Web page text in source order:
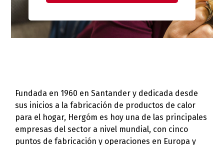
Fundada en 1960 en Santander y dedicada desde
sus inicios a la fabricación de productos de calor
para el hogar, Hergóm es hoy una de las principales
empresas del sector a nivel mundial, con cinco
puntos de fabricación y operaciones en Europa y